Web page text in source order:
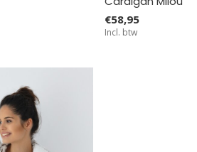
€58,95
Incl. btw